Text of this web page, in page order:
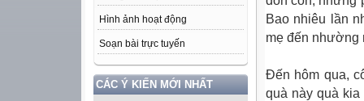
Hình ảnh hoạt động
Soạn bài trực tuyến
CÁC Ý KIẾN MỚI NHẤT
Bao nhiêu lần
mẹ đến
Đến hôm qua,
quà này quà